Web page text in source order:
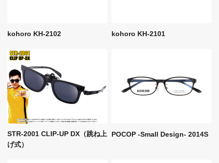
kohoro KH-2102 kohoro KH-2101
STR-2001 CLIP-UP DX（跳ね上
げ式）
POCOP -Small Design- 2014S